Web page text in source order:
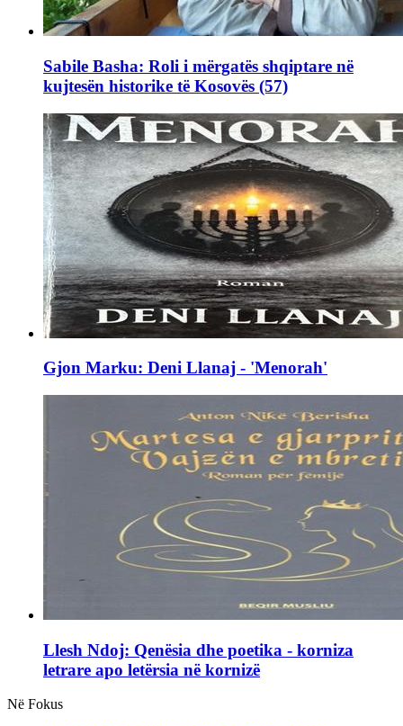
Sabile Basha: Roli i mërgatës shqiptare në
kujtesën historike të Kosovës (57)
Gjon Marku: Deni Llanaj - 'Menorah'
Llesh Ndoj: Qenësia dhe poetika - korniza
letrare apo letërsia në kornizë
Në Fokus